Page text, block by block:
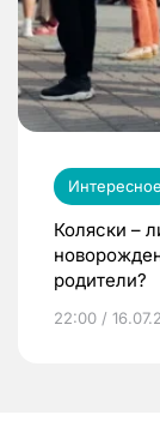
Интересное
Коляски –
родители?
22:00 /